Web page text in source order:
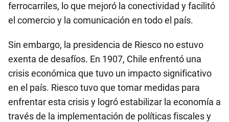
ferrocarriles, lo que mejoró la conectividad y facilitó
el comercio y la comunicación en todo el país.
Sin embargo, la presidencia de Riesco no estuvo
exenta de desafíos. En 1907, Chile enfrentó una
crisis económica que tuvo un impacto significativo
en el país. Riesco tuvo que tomar medidas para
enfrentar esta crisis y logró estabilizar la economía a
través de la implementación de políticas fiscales y